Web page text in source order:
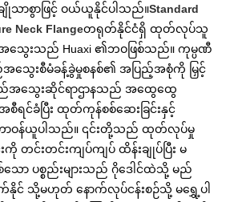
ချိုသာစွာဖြင့် ဝယ်ယူနိုင်ပါသည်။Standard
Neck Flangeတရုတ်နိုင်ငံရှိ ထုတ်လုပ်သူ
အသွေးသည် Huaxi ၏ဘဝဖြစ်သည်။ ကုမ္ပဏီ
သွေးစီမံခန့်ခွဲမှုစနစ်၏ အပြည့်အစုံကို မြှင့်
အသွေးဆိုင်ရာဌာနသည် အထွေထွေ
ရင်ခံပြီး ထုတ်ကုန်စစ်ဆေးခြင်းနှင့်
ာဝန်ယူပါသည်။ ၎င်းတို့သည် ထုတ်လုပ်မှု
တင်းတင်းကျပ်ကျပ် ထိန်းချုပ်ပြီး မ
ော ပစ္စည်းများသည် ဂိုဒေါင်ထဲသို့ မည်
နိုင် သို့မဟုတ် နောက်လုပ်ငန်းစဉ်သို့ မရွှေ့ပါ